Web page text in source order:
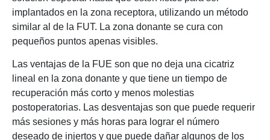
implantados en la zona receptora, utilizando un método
similar al de la FUT. La zona donante se cura con
pequeños puntos apenas visibles.
Las ventajas de la FUE son que no deja una cicatriz
lineal en la zona donante y que tiene un tiempo de
recuperación más corto y menos molestias
postoperatorias. Las desventajas son que puede requerir
más sesiones y más horas para lograr el número
deseado de injertos y que puede dañar algunos de los